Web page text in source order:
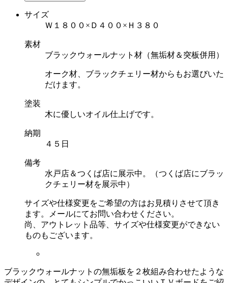
サイズ
Ｗ１８００×Ｄ４００×Ｈ３８０
素材
ブラックウォールナット材（無垢材＆突板併用）
オーク材、ブラックチェリー材からもお選びいた
だけます。
塗装
木に優しいオイル仕上げです。
納期
４５日
備考
水戸店＆つくば店に展示中。（つくば店にブラッ
クチェリー材を展示中）
サイズや仕様変更をご希望の方はお見積りさせて頂き
ます。メールにてお問い合わせください。
尚、アウトレット品等、サイズや仕様変更ができない
ものもございます。
ブラックウォールナットの無垢板を２枚組み合わせたような